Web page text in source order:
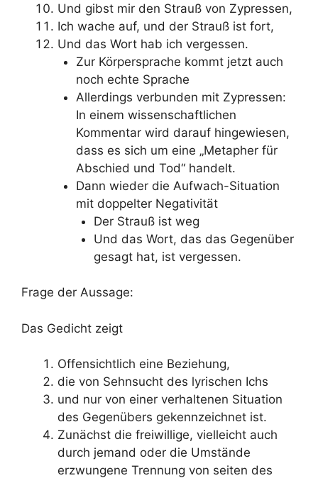
Und gibst mir den Strauß von Zypressen,
Ich wache auf, und der Strauß ist fort,
Und das Wort hab ich vergessen.
Zur Körpersprache kommt jetzt auch
noch echte Sprache
Allerdings verbunden mit Zypressen:
In einem wissenschaftlichen
Kommentar wird darauf hingewiesen,
dass es sich um eine „Metapher für
Abschied und Tod“ handelt.
Dann wieder die Aufwach-Situation
mit doppelter Negativität
Der Strauß ist weg
Und das Wort, das das Gegenüber
gesagt hat, ist vergessen.
Frage der Aussage:
Das Gedicht zeigt
Offensichtlich eine Beziehung,
die von Sehnsucht des lyrischen Ichs
und nur von einer verhaltenen Situation
des Gegenübers gekennzeichnet ist.
Zunächst die freiwillige, vielleicht auch
durch jemand oder die Umstände
erzwungene Trennung von seiten des